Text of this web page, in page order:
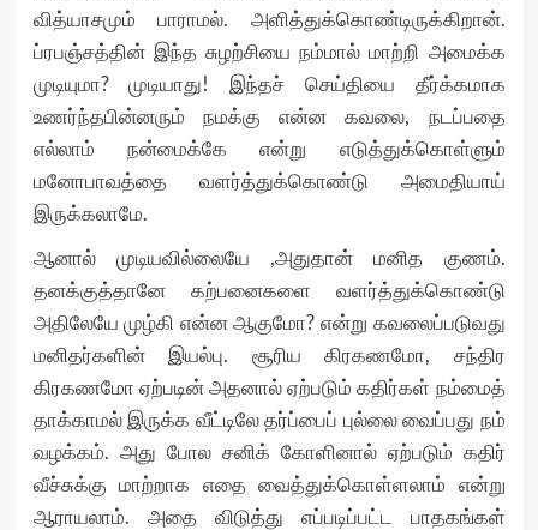
வித்யாசமும் பாராமல். அளித்துக்கொண்டிருக்கிறான்.
ப்ரபஞ்சத்தின் இந்த சுழற்சியை நம்மால் மாற்றி அமைக்க
முடியுமா? முடியாது! இந்தச் செய்தியை தீர்க்கமாக
உணர்ந்தபின்னரும் நமக்கு என்ன கவலை, நடப்பதை
எல்லாம் நன்மைக்கே என்று எடுத்துக்கொள்ளும்
மனோபாவத்தை வளர்த்துக்கொண்டு அமைதியாய்
இருக்கலாமே.
ஆனால் முடியவில்லையே ,அதுதான் மனித குணம்.
தனக்குத்தானே கற்பனைகளை வளர்த்துக்கொண்டு
அதிலேயே முழ்கி என்ன ஆகுமோ? என்று கவலைப்படுவது
மனிதர்களின் இயல்பு. சூரிய கிரகணமோ, சந்திர
கிரகணமோ ஏற்படின் அதனால் ஏற்படும் கதிர்கள் நம்மைத்
தாக்காமல் இருக்க வீட்டிலே தர்ப்பைப் புல்லை வைப்பது நம்
வழக்கம். அது போல சனிக் கோளினால் ஏற்படும் கதிர்
வீச்சுக்கு மாற்றாக எதை வைத்துக்கொள்ளலாம் என்று
ஆராயலாம். அதை விடுத்து எப்படிப்பட்ட பாதகங்கள்